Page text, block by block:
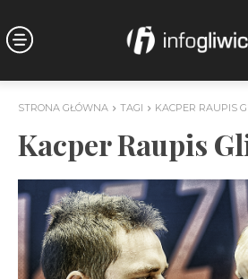
STRONA GŁÓWNA TAGI KACPER RAUPIS
Kacper Raupis